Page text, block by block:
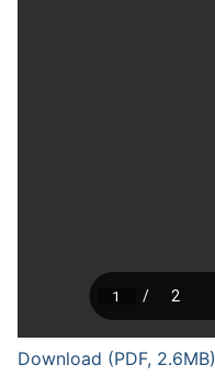
Download (PDF, 2.6MB)